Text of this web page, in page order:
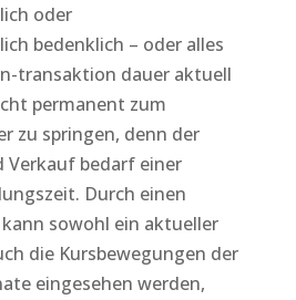
oder
bedenklich – oder alles
transaktion dauer aktuell
permanent zum
zu springen, denn der
Verkauf bedarf einer
Durch einen
sowohl ein aktueller
die Kursbewegungen der
eingesehen werden,